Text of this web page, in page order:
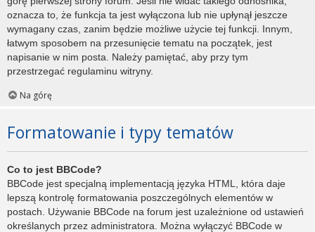
oznacza to, że funkcja ta jest wyłączona lub nie upłynął jeszcze
wymagany czas, zanim będzie możliwe użycie tej funkcji. Innym,
łatwym sposobem na przesunięcie tematu na początek, jest
napisanie w nim posta. Należy pamiętać, aby przy tym
przestrzegać regulaminu witryny.
Na górę
Formatowanie i typy tematów
Co to jest BBCode?
BBCode jest specjalną implementacją języka HTML, która daje
lepszą kontrolę formatowania poszczególnych elementów w
postach. Używanie BBCode na forum jest uzależnione od ustawień
określanych przez administratora. Można wyłączyć BBCode w